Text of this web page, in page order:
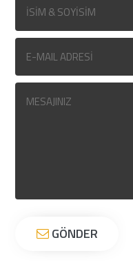
GÖNDER